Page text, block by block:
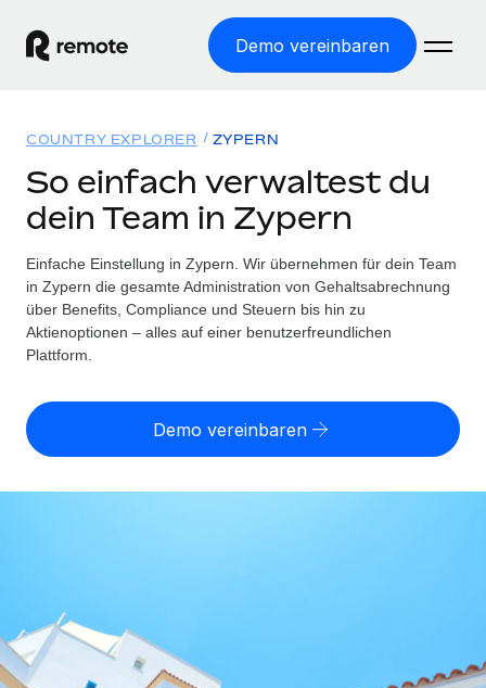
Demo vereinbaren
WELTWEITE BESCHÄFTIGUNG
Globale Payroll
Einfache, rechtssicher Payroll
Employer of Record
Weltweites Wachstum ohne Kosten für Niederlassungen
Contractor of Record
Rechtssichere, weltweite Arbeit mit Freelancer:innen
Globales Onboarding und Verwalten von
INFRASTRUKTUR
Lösungen
WELTWEITE ABDECKUNG
Country Explorer
Länderspezifische Unterstützung bei der Einstellung
Einfache Einstellung in allen US-Bundesstaaten
Unternehmen
Mittelstand
Ressourcen
TOOLS UND RECHNER
Scheinselbstständigkeitsrisiko berechnen
Personalkostenrechner
LERNEN MIT REMOTE
Preise
Deutsch
COUNTRY EXPLORER ZYPERN
So einfach verwaltest du
dein Team in Zypern
Einfache Einstellung in Zypern. Wir übernehmen für dein Team
in Zypern die gesamte Administration von Gehaltsabrechnung
über Benefits, Compliance und Steuern bis hin zu
Aktienoptionen – alles auf einer benutzerfreundlichen
Plattform.
Demo vereinbaren